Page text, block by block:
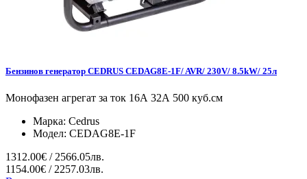
Бензинов генератор CEDRUS CEDAG8E-1F/ AVR/ 230V/ 8.5kW/ 25л
Монофазен агрегат за ток 16А 32А 500 куб.см
Марка: Cedrus
Модел: CEDAG8E-1F
1312.00€ / 2566.05лв.
1154.00€ / 2257.03лв.